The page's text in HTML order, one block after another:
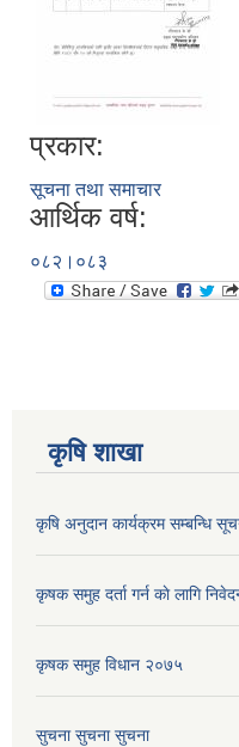
प्रकार:
सूचना तथा समाचार
आर्थिक वर्ष:
०८२।०८३
कृषि शाखा
कृषि अनुदान कार्यक्रम सम्बन्धि
कृषक समुह दर्ता गर्न काे लागि
कृषक समुह विधान २०७५
सुचना सुचना सुचना